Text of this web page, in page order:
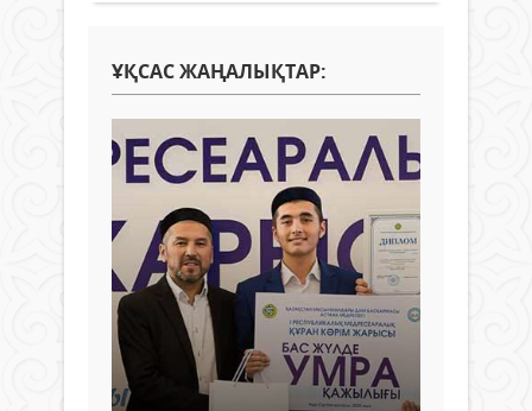
ҰҚСАС ЖАҢАЛЫҚТАР: